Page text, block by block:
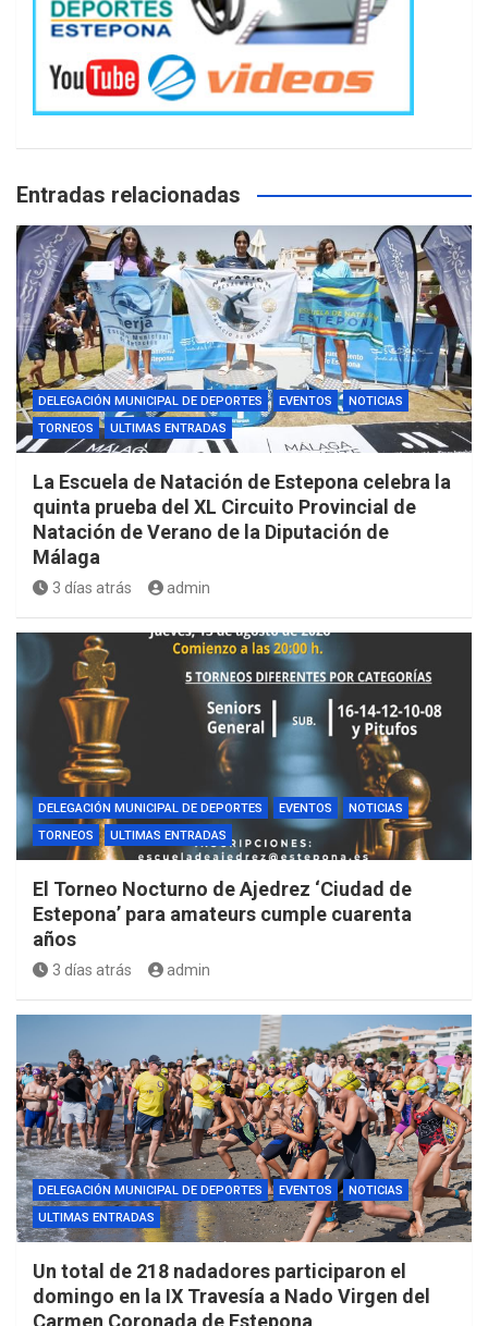
Entradas relacionadas
DELEGACIÓN MUNICIPAL DE DEPORTES EVENTOS
NOTICIAS
TORNEOS
ULTIMAS ENTRADAS
La Escuela de Natación de Estepona celebra la
quinta prueba del XL Circuito Provincial de
Natación de Verano de la Diputación de
Málaga
3 días atrás admin
DELEGACIÓN MUNICIPAL DE DEPORTES EVENTOS
NOTICIAS
TORNEOS
ULTIMAS ENTRADAS
El Torneo Nocturno de Ajedrez ‘Ciudad de
Estepona’ para amateurs cumple cuarenta
años
3 días atrás admin
DELEGACIÓN MUNICIPAL DE DEPORTES EVENTOS
NOTICIAS
ULTIMAS ENTRADAS
Un total de 218 nadadores participaron el
domingo en la IX Travesía a Nado Virgen del
Carmen Coronada de Estepona